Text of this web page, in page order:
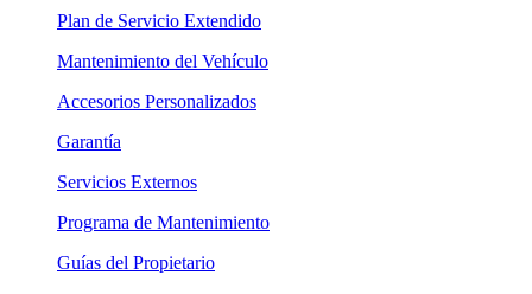
Plan de Servicio Extendido
Mantenimiento del Vehículo
Accesorios Personalizados
Garantía
Servicios Externos
Programa de Mantenimiento
Guías del Propietario